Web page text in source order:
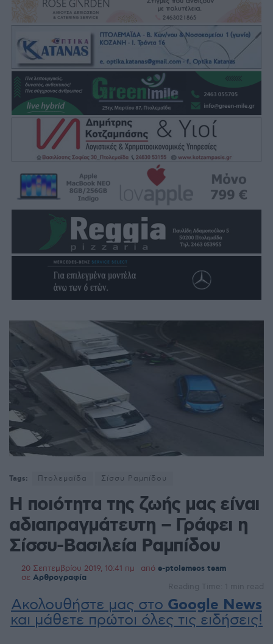
Tags: Πτολεμαΐδα Σίσσυ Ραμπίδου
Η ποιότητα της ζωής μας είναι
αδιαπραγμάτευτη – Γράφει η
Σίσσυ-Βασιλεία Ραμπίδου
20 Σεπτεμβρίου 2019, 10:41 πμ από e-ptolemeos team
σε Αρθρογραφία
Reading Time: 1 min read
Ακολουθήστε μας στο Google News
και μάθετε πρώτοι όλες τις ειδήσεις!